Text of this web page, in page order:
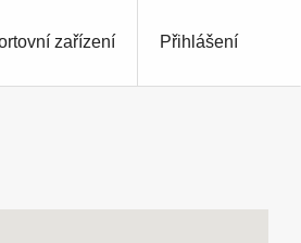
Přihlášení
zařízení